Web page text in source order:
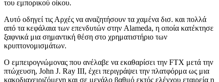
του εμπορικού οίκου.
Αυτό οδηγεί τις Αρχές να αναζητήσουν τα χαμένα δισ. και πολλά
από τα κεφάλαια των επενδυτών στην Alameda, η οποία κατέκτησε
ξαφνικά μια σημαντική θέση στο χρηματιστήριο των
κρυπτονομισμάτων.
Ο εμπειρογνώμονας που ανέλαβε να εκαθαρίσει την FTX μετά την
πτώχευση, John J. Ray III, έχει περιγράψει την πλατφόρμα ως μια
κακοδιαχειριζόμενη και σε μεγάλο βαθμό εκτός ελέγχου εταιρεία η